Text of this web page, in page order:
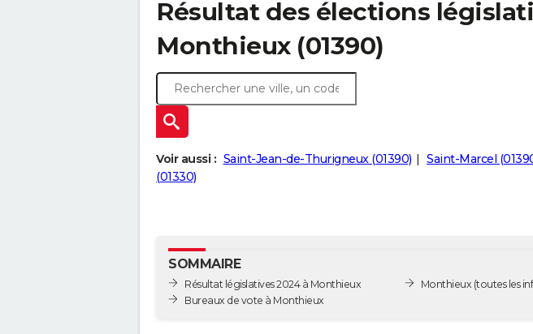
Résultat des élections
Monthieux (01390)
Voir aussi : Saint-Jean-de-Thurigneux (01390) Saint-Marcel
(01330)
SOMMAIRE
Résultat législatives 2024 à Monthieux
Bureaux de vote à Monthieux
Monthieux (toutes les